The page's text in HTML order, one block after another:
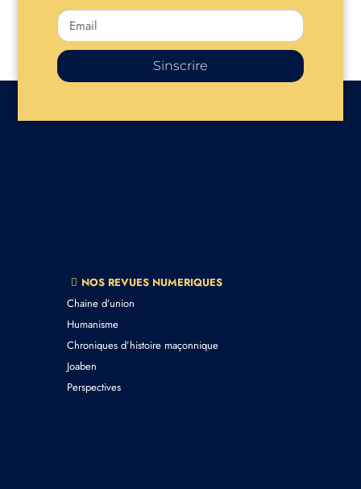
Sinscrire
NOS REVUES NUMERIQUES
Chaine d’union
Humanisme
Chroniques d’histoire maçonnique
Joaben
Perspectives